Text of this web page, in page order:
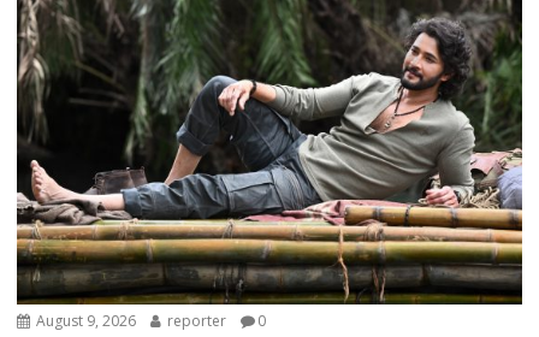
August 9, 2026 reporter 0